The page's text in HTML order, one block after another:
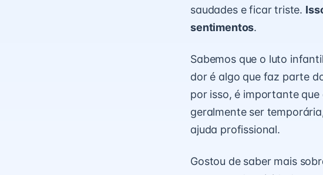
saudades e ficar triste.
sentimentos.
Sabemos que o luto
dor é algo que faz parte
por isso, é importante
geralmente ser
ajuda profissional.
Gostou de saber mais